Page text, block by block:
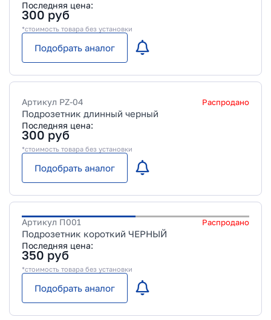
Последняя цена:
300 руб
*стоимость товара без установки
Подобрать аналог
Артикул PZ-04 Распродано
Подрозетник длинный черный
Последняя цена:
300 руб
*стоимость товара без установки
Подобрать аналог
Артикул П001 Распродано
Подрозетник короткий ЧЕРНЫЙ
Последняя цена:
350 руб
*стоимость товара без установки
Подобрать аналог